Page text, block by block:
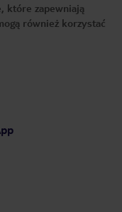
które zapewniają
również korzystać